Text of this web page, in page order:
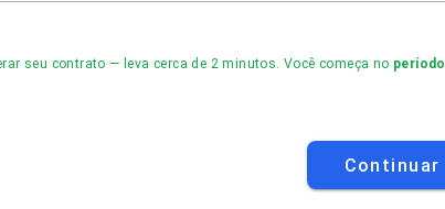
seu contrato — leva cerca de 2 minutos. Você começa no período
Continuar